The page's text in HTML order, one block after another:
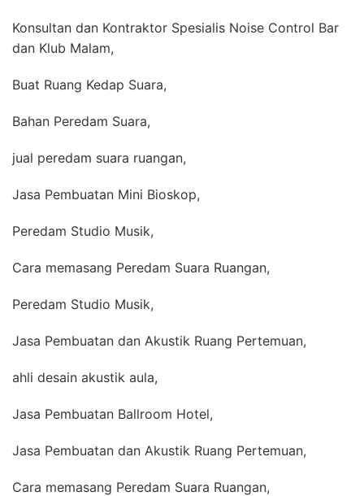
Konsultan dan Kontraktor Spesialis Noise Control Bar
dan Klub Malam,
Buat Ruang Kedap Suara,
Bahan Peredam Suara,
jual peredam suara ruangan,
Jasa Pembuatan Mini Bioskop,
Peredam Studio Musik,
Cara memasang Peredam Suara Ruangan,
Peredam Studio Musik,
Jasa Pembuatan dan Akustik Ruang Pertemuan,
ahli desain akustik aula,
Jasa Pembuatan Ballroom Hotel,
Jasa Pembuatan dan Akustik Ruang Pertemuan,
Cara memasang Peredam Suara Ruangan,